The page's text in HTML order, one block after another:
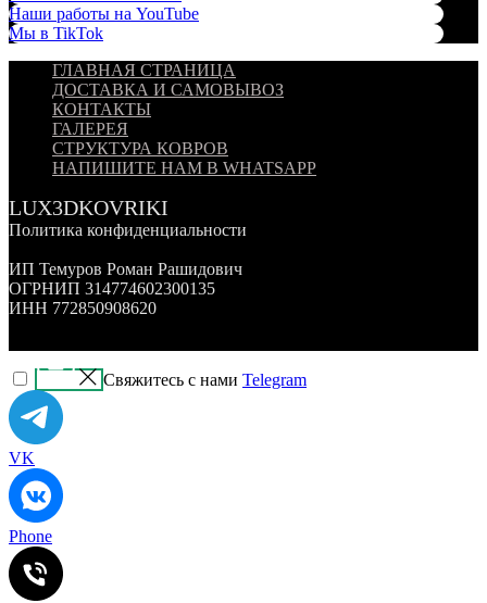
Наши работы на YouTube
Мы в TikTok
ГЛАВНАЯ СТРАНИЦА
ДОСТАВКА И САМОВЫВОЗ
КОНТАКТЫ
ГАЛЕРЕЯ
СТРУКТУРА КОВРОВ
НАПИШИТЕ НАМ В WHATSAPP
LUX3DKOVRIKI
Политика конфиденциальности
ИП Темуров Роман Рашидович
ОГРНИП 314774602300135
ИНН 772850908620
Свяжитесь с нами Telegram
VK
Phone